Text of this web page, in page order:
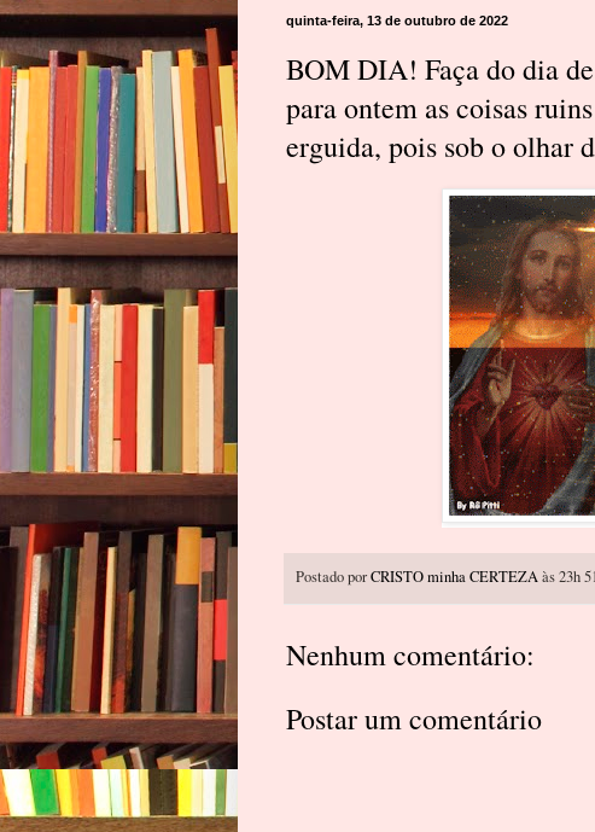
quinta-feira, 13 de outubro de 2022
BOM DIA! Faça do dia
para ontem as coisas
erguida, pois sob o olhar
Postado porCRISTO minha CERTEZAàs 23h
Nenhum comentário:
Postar um comentário